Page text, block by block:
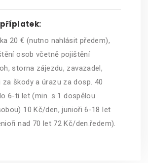
20 € (nutno nahlásit předem),
osob včetně pojištění
storna zájezdu, zavazadel,
škody a úrazu za dosp. 40
6-ti let (min. s 1 dospělou
10 Kč/den, junioři 6-18 let
nad 70 let 72 Kč/den.ředem).